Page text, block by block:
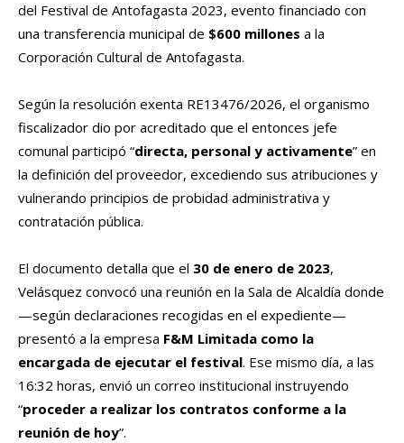
del Festival de Antofagasta 2023, evento financiado con
una transferencia municipal de $600 millones a la
Corporación Cultural de Antofagasta.
Según la resolución exenta RE13476/2026, el organismo
fiscalizador dio por acreditado que el entonces jefe
comunal participó “directa, personal y activamente” en
la definición del proveedor, excediendo sus atribuciones y
vulnerando principios de probidad administrativa y
contratación pública.
El documento detalla que el 30 de enero de 2023,
Velásquez convocó una reunión en la Sala de Alcaldía donde
—según declaraciones recogidas en el expediente—
presentó a la empresa F&M Limitada como la
encargada de ejecutar el festival. Ese mismo día, a las
16:32 horas, envió un correo institucional instruyendo
“proceder a realizar los contratos conforme a la
reunión de hoy”.